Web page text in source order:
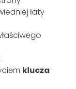
łaty
klucza